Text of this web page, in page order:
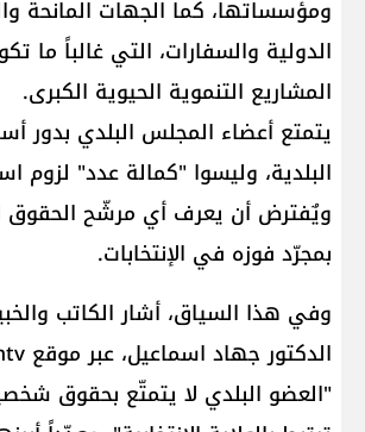
ومؤسساتها، كما الجهات المانحة
الدولية والسفارات، التي غالباً ما
المشاريع التنموية الحيوية الكبرى.
يتمتع أعضاء المجلس البلدي
البلدية، وليسوا "كمالة عدد" لزوم
ويٌفترض أن يعرف أي مرشّح الحقوق
بمجرّد فوزه في الإنتخابات.
وفي هذا السياق، أشار الكاتب
"العضو البلدي لا يتمتّع بحقوق